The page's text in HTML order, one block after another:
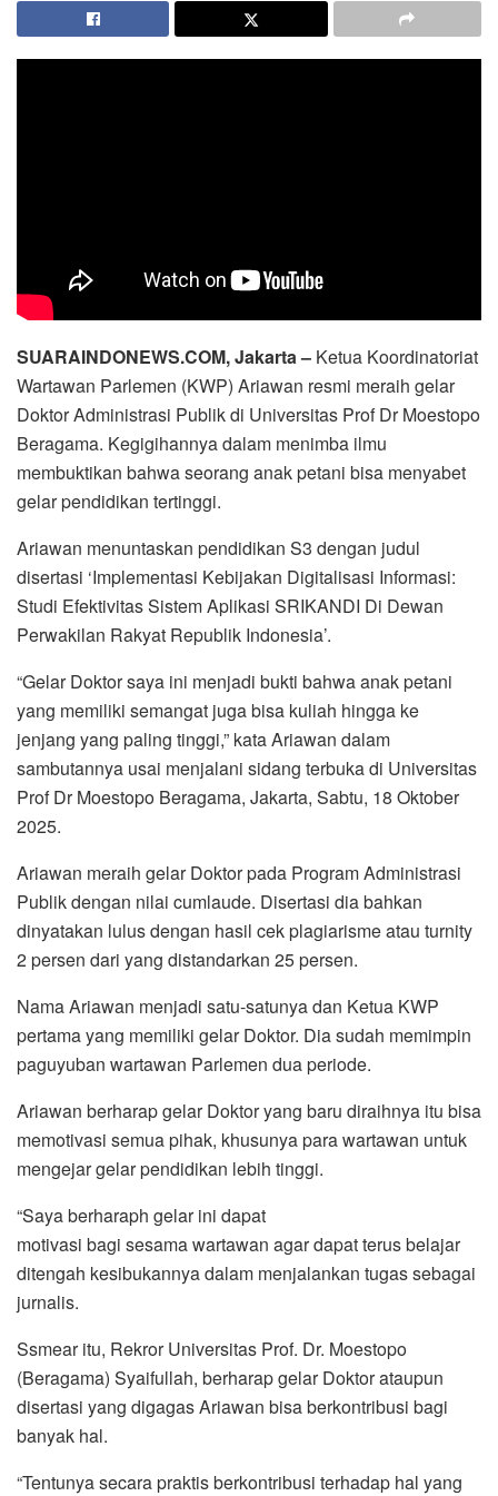
SUARAINDONEWS.COM, Jakarta – Ketua Koordinatoriat
Wartawan Parlemen (KWP) Ariawan resmi meraih gelar
Doktor Administrasi Publik di Universitas Prof Dr Moestopo
Beragama. Kegigihannya dalam menimba ilmu
membuktikan bahwa seorang anak petani bisa menyabet
gelar pendidikan tertinggi.
Ariawan menuntaskan pendidikan S3 dengan judul
disertasi ‘Implementasi Kebijakan Digitalisasi Informasi:
Studi Efektivitas Sistem Aplikasi SRIKANDI Di Dewan
Perwakilan Rakyat Republik Indonesia’.
“Gelar Doktor saya ini menjadi bukti bahwa anak petani
yang memiliki semangat juga bisa kuliah hingga ke
jenjang yang paling tinggi,” kata Ariawan dalam
sambutannya usai menjalani sidang terbuka di Universitas
Prof Dr Moestopo Beragama, Jakarta, Sabtu, 18 Oktober
2025.
Ariawan meraih gelar Doktor pada Program Administrasi
Publik dengan nilai cumlaude. Disertasi dia bahkan
dinyatakan lulus dengan hasil cek plagiarisme atau turnity
2 persen dari yang distandarkan 25 persen.
Nama Ariawan menjadi satu-satunya dan Ketua KWP
pertama yang memiliki gelar Doktor. Dia sudah memimpin
paguyuban wartawan Parlemen dua periode.
Ariawan berharap gelar Doktor yang baru diraihnya itu bisa
memotivasi semua pihak, khusunya para wartawan untuk
mengejar gelar pendidikan lebih tinggi.
“Saya berharaph gelar ini dapat
motivasi bagi sesama wartawan agar dapat terus belajar
ditengah kesibukannya dalam menjalankan tugas sebagai
jurnalis.
Ssmear itu, Rekror Universitas Prof. Dr. Moestopo
(Beragama) Syaifullah, berharap gelar Doktor ataupun
disertasi yang digagas Ariawan bisa berkontribusi bagi
banyak hal.
“Tentunya secara praktis berkontribusi terhadap hal yang